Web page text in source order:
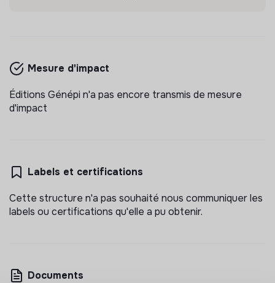
Mesure d'impact
Éditions Génépi n'a pas encore transmis de mesure
d'impact
Labels et certifications
Cette structure n'a pas souhaité nous communiquer les
labels ou certifications qu'elle a pu obtenir.
Documents